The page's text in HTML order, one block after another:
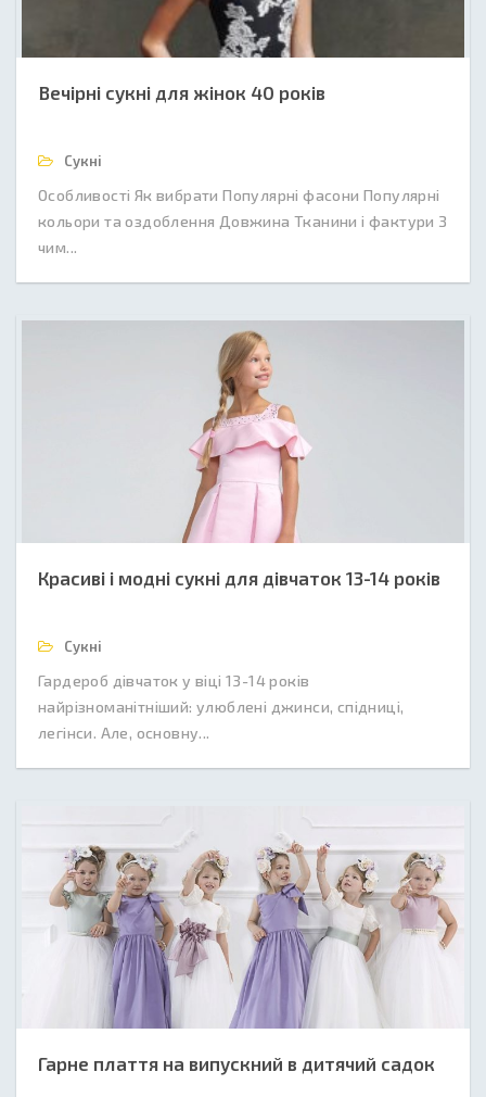
Вечірні сукні для жінок 40 років
Сукні
Особливості Як вибрати Популярні фасони Популярні
кольори та оздоблення Довжина Тканини і фактури З
чим...
Красиві і модні сукні для дівчаток 13-14 років
Сукні
Гардероб дівчаток у віці 13-14 років
найрізноманітніший: улюблені джинси, спідниці,
легінси. Але, основну...
Гарне плаття на випускний в дитячий садок